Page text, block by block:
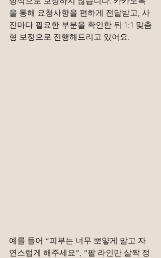
을 통해 요청사항을 편하게 전달받고, 사
진마다 필요한 부분을 확인한 뒤 1:1 맞춤
형 보정으로 진행해드리고 있어요.
예를 들어 “피부는 너무 뽀얗게 말고 자
연스럽게 해주세요”, “팔 라인만 살짝 정